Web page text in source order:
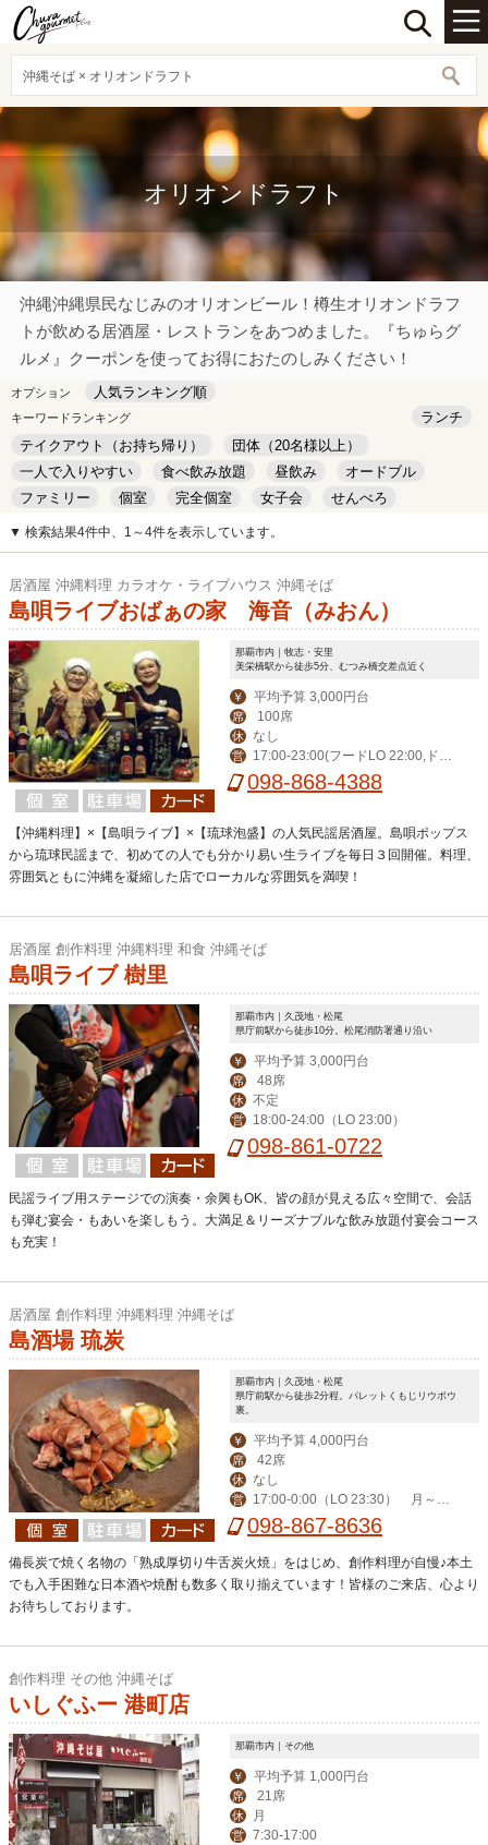
沖縄そば × オリオンドラフト
オリオンドラフト
沖縄沖縄県民なじみのオリオンビール！樽生オリオンドラフ
トが飲める居酒屋・レストランをあつめました。『ちゅらグ
ルメ』クーポンを使ってお得におたのしみください！
オプション 人気ランキング順
キーワードランキング
ランチ
テイクアウト（お持ち帰り）
団体（20名様以上）
一人で入りやすい
食べ飲み放題 昼飲み
オードブル
ファミリー
個室 完全個室 女子会
せんべろ
キッズルーム
安い デート
▼ 検索結果4件中、1～4件を表示しています。
居酒屋 沖縄料理 カラオケ・ライブハウス 沖縄そば
島唄ライブおばぁの家 海音（みおん）
那覇市内｜牧志・安里
美栄橋駅から徒歩5分、むつみ橋交差点近く
￥ 平均予算 3,000円台
席 100席
休 なし
営
17:00-23:00(フードLO 22:00,ドリ
ンクLO 22:30)※夏季は30分延長
098-868-4388
【沖縄料理】×【島唄ライブ】×【琉球泡盛】の人気民謡居酒屋。島唄ポップス
から琉球民謡まで、初めての人でも分かり易い生ライブを毎日３回開催。料理、
雰囲気ともに沖縄を凝縮した店でローカルな雰囲気を満喫！
居酒屋 創作料理 沖縄料理 和食 沖縄そば
島唄ライブ 樹里
那覇市内｜久茂地・松尾
県庁前駅から徒歩10分。松尾消防署通り沿い
￥ 平均予算 3,000円台
席 48席
休 不定
営 18:00-24:00（LO 23:00）
098-861-0722
民謡ライブ用ステージでの演奏・余興もOK、皆の顔が見える広々空間で、会話
も弾む宴会・もあいを楽しもう。大満足＆リーズナブルな飲み放題付宴会コース
も充実！
居酒屋 創作料理 沖縄料理 沖縄そば
島酒場 琉炭
那覇市内｜久茂地・松尾
県庁前駅から徒歩2分程。パレットくもじリウボウ
裏。
￥ 平均予算 4,000円台
席 42席
休 なし
営
17:00-0:00（LO 23:30） 月～木
ランチ（弁当有）11:30-13:00
098-867-8636
備長炭で焼く名物の「熟成厚切り牛舌炭火焼」をはじめ、創作料理が自慢♪本土
でも入手困難な日本酒や焼酎も数多く取り揃えています！皆様のご来店、心より
お待ちしております。
創作料理 その他 沖縄そば
いしぐふー 港町店
那覇市内｜その他
￥ 平均予算 1,000円台
席 21席
休 月
営 7:30-17:00